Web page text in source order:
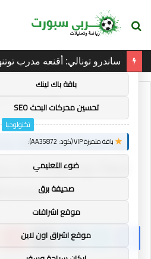
بحث
تكنولوجيا
G16 G16 Gaming
توصيات :
باقة متميزة VIP (كود: AA11138):
باقة باك لينك
تحسين محركات البحث SEO
باقة متميزة VIP (كود: AA35872):
ضوء التعليمي
صحيفة برق
موقع اشراقات
موقع اشراق اون لاين